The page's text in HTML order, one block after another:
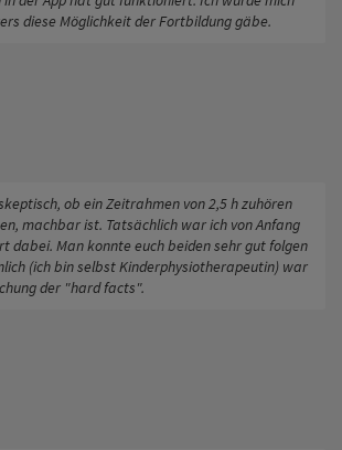
diese Möglichkeit der Fortbildung gäbe.
ob ein Zeitrahmen von 2,5 h zuhören
machbar ist. Tatsächlich war ich von Anfang
dabei. Man konnte euch beiden sehr gut folgen
(ich bin selbst Kinderphysiotherapeutin) war
der "hard facts".